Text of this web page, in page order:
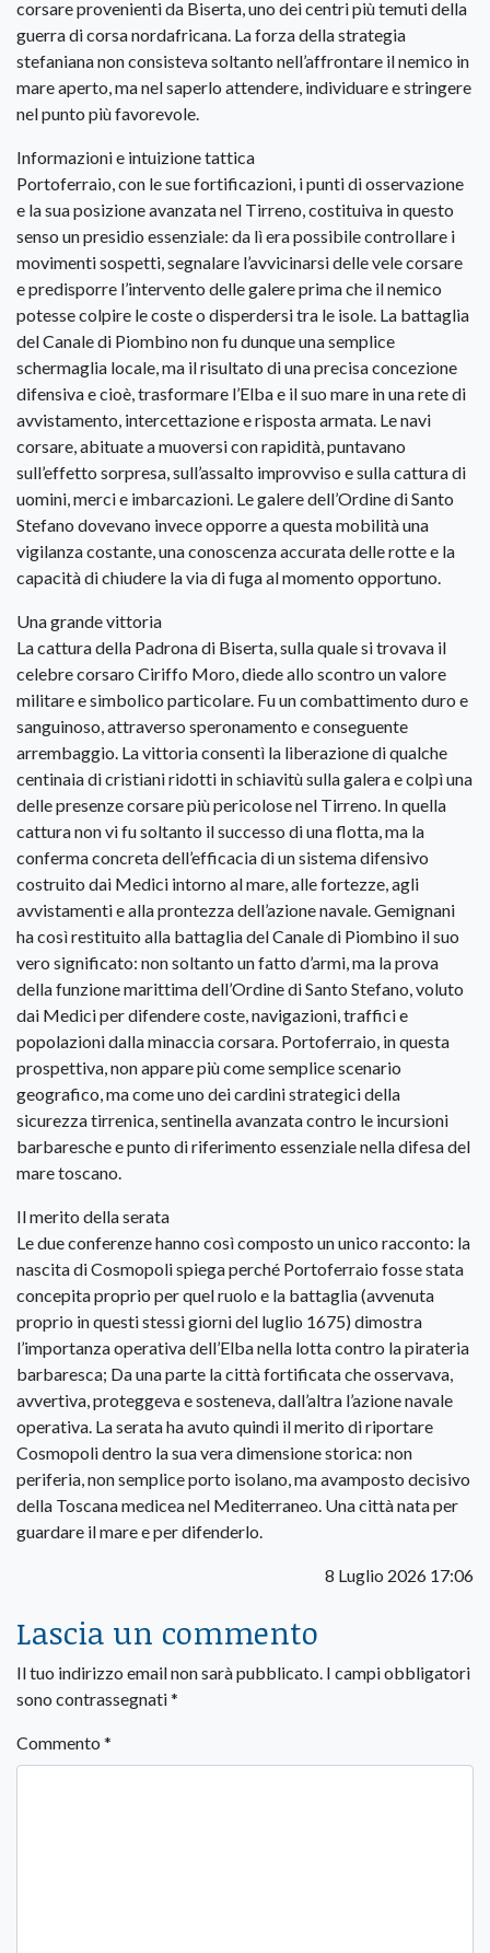
corsare provenienti da Biserta, uno dei centri più temuti della
guerra di corsa nordafricana. La forza della strategia
stefaniana non consisteva soltanto nell’affrontare il nemico in
mare aperto, ma nel saperlo attendere, individuare e stringere
nel punto più favorevole.
Informazioni e intuizione tattica
Portoferraio, con le sue fortificazioni, i punti di osservazione
e la sua posizione avanzata nel Tirreno, costituiva in questo
senso un presidio essenziale: da lì era possibile controllare i
movimenti sospetti, segnalare l’avvicinarsi delle vele corsare
e predisporre l’intervento delle galere prima che il nemico
potesse colpire le coste o disperdersi tra le isole. La battaglia
del Canale di Piombino non fu dunque una semplice
schermaglia locale, ma il risultato di una precisa concezione
difensiva e cioè, trasformare l’Elba e il suo mare in una rete di
avvistamento, intercettazione e risposta armata. Le navi
corsare, abituate a muoversi con rapidità, puntavano
sull’effetto sorpresa, sull’assalto improvviso e sulla cattura di
uomini, merci e imbarcazioni. Le galere dell’Ordine di Santo
Stefano dovevano invece opporre a questa mobilità una
vigilanza costante, una conoscenza accurata delle rotte e la
capacità di chiudere la via di fuga al momento opportuno.
Una grande vittoria
La cattura della Padrona di Biserta, sulla quale si trovava il
celebre corsaro Ciriffo Moro, diede allo scontro un valore
militare e simbolico particolare. Fu un combattimento duro e
sanguinoso, attraverso speronamento e conseguente
arrembaggio. La vittoria consentì la liberazione di qualche
centinaia di cristiani ridotti in schiavitù sulla galera e colpì una
delle presenze corsare più pericolose nel Tirreno. In quella
cattura non vi fu soltanto il successo di una flotta, ma la
conferma concreta dell’efficacia di un sistema difensivo
costruito dai Medici intorno al mare, alle fortezze, agli
avvistamenti e alla prontezza dell’azione navale. Gemignani
ha così restituito alla battaglia del Canale di Piombino il suo
vero significato: non soltanto un fatto d’armi, ma la prova
della funzione marittima dell’Ordine di Santo Stefano, voluto
dai Medici per difendere coste, navigazioni, traffici e
popolazioni dalla minaccia corsara. Portoferraio, in questa
prospettiva, non appare più come semplice scenario
geografico, ma come uno dei cardini strategici della
sicurezza tirrenica, sentinella avanzata contro le incursioni
barbaresche e punto di riferimento essenziale nella difesa del
mare toscano.
Il merito della serata
Le due conferenze hanno così composto un unico racconto: la
nascita di Cosmopoli spiega perché Portoferraio fosse stata
concepita proprio per quel ruolo e la battaglia (avvenuta
proprio in questi stessi giorni del luglio 1675) dimostra
l’importanza operativa dell’Elba nella lotta contro la pirateria
barbaresca; Da una parte la città fortificata che osservava,
avvertiva, proteggeva e sosteneva, dall’altra l’azione navale
operativa. La serata ha avuto quindi il merito di riportare
Cosmopoli dentro la sua vera dimensione storica: non
periferia, non semplice porto isolano, ma avamposto decisivo
della Toscana medicea nel Mediterraneo. Una città nata per
guardare il mare e per difenderlo.
8 Luglio 2026 17:06
Lascia un commento
Il tuo indirizzo email non sarà pubblicato. I campi obbligatori
sono contrassegnati*
Commento *